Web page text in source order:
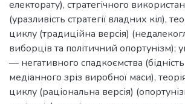
електорату), стратегічного
(уразливість стратегії владних кіл),
циклу (традиційна версія)
виборців та політичний опортунізм);
— негативного спадкоємства (бідність
медіанного зріз виробної маси),
циклу (раціональна версія)